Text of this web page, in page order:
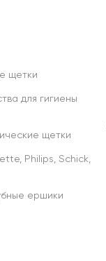
щетки
для гигиены
щетки
Philips, Schick,
ершики